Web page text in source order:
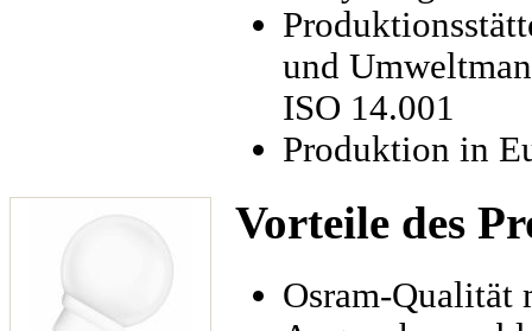
und
ISO 14.001
Produktion in
Vorteile des
Osram-Qualität